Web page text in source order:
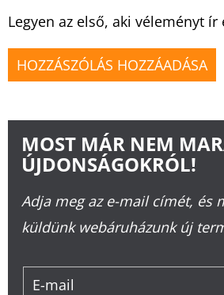
Legyen az első, aki véleményt ír
HOZZÁSZÓLÁS HOZZÁADÁSA
MOST MÁR NEM
ÚJDONSÁGOKRÓL!
Adja meg az e-mail címét, és
küldünk webáruházunk új
E-mail